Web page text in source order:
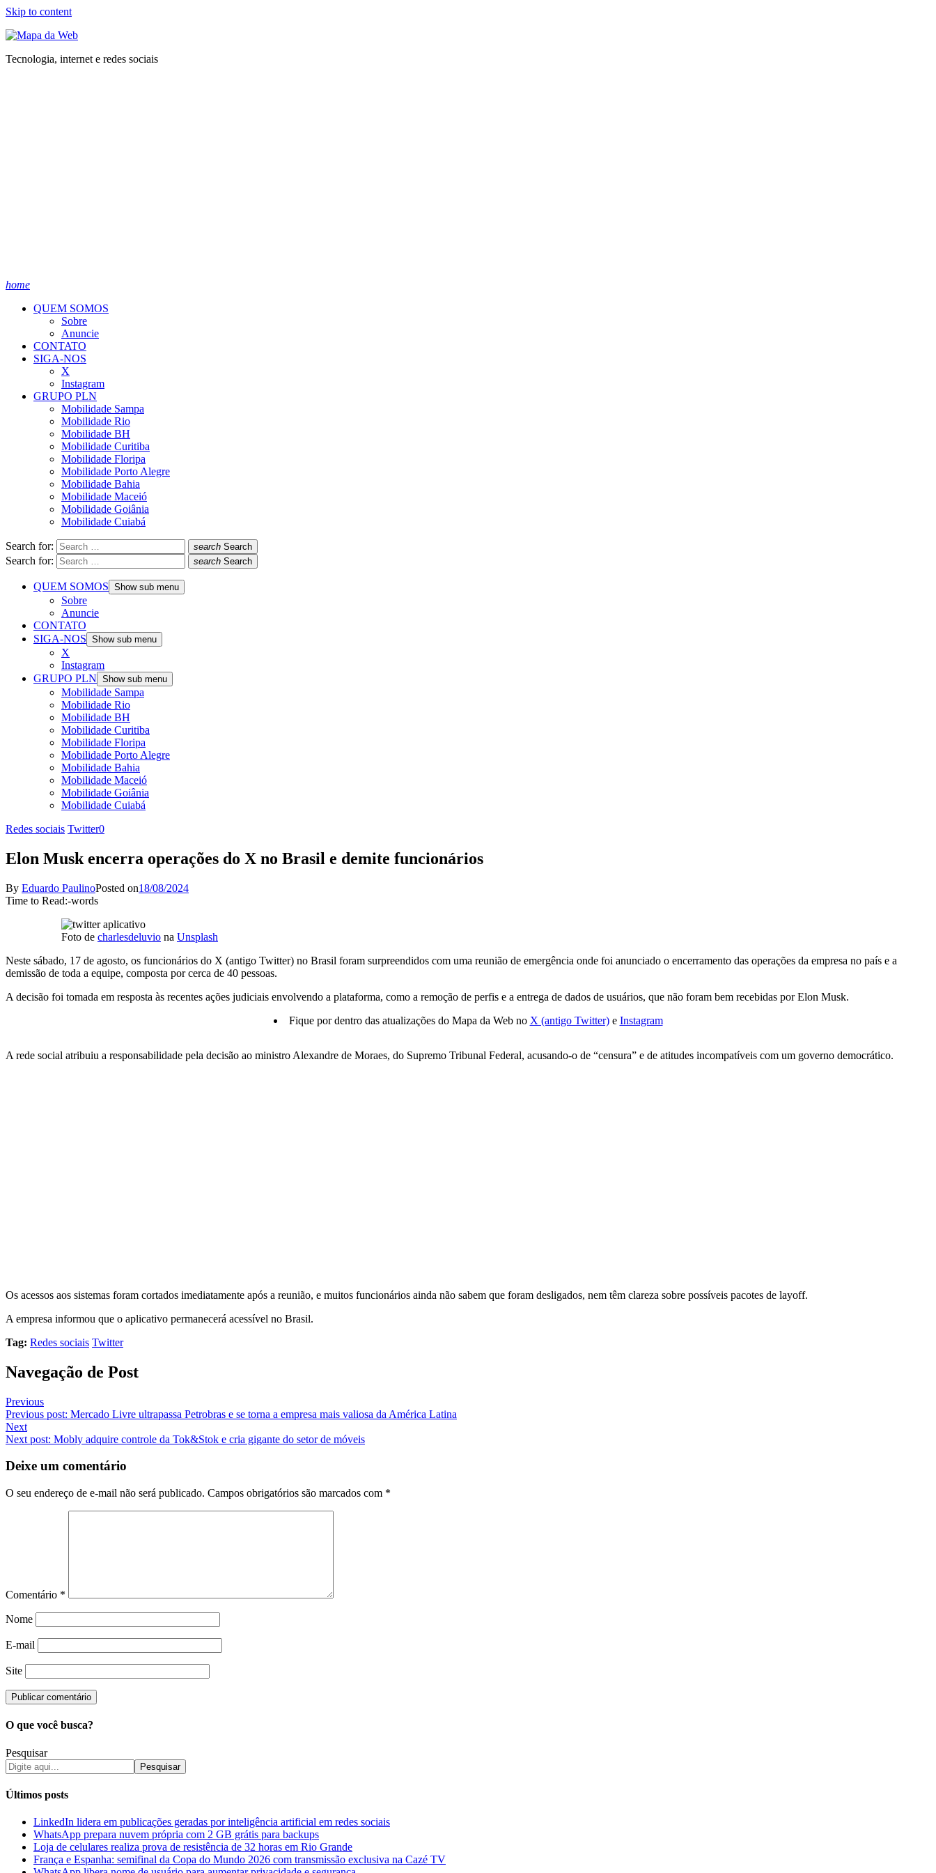
Skip to content
Tecnologia, internet e redes sociais
home
QUEM SOMOS
Sobre
Anuncie
CONTATO
SIGA-NOS
X
Instagram
GRUPO PLN
Mobilidade Sampa
Mobilidade Rio
Mobilidade BH
Mobilidade Curitiba
Mobilidade Floripa
Mobilidade Porto Alegre
Mobilidade Bahia
Mobilidade Maceió
Mobilidade Goiânia
Mobilidade Cuiabá
Search for: search Search
Search for: search Search
QUEM SOMOS Show sub menu
Sobre
Anuncie
CONTATO
SIGA-NOS Show sub menu
X
Instagram
GRUPO PLN Show sub menu
Mobilidade Sampa
Mobilidade Rio
Mobilidade BH
Mobilidade Curitiba
Mobilidade Floripa
Mobilidade Porto Alegre
Mobilidade Bahia
Mobilidade Maceió
Mobilidade Goiânia
Mobilidade Cuiabá
Redes sociais Twitter0
Elon Musk encerra operações do X no Brasil e demite funcionários
By Eduardo PaulinoPosted on18/08/2024
Time to Read:-words
Foto de charlesdeluvio na Unsplash
Neste sábado, 17 de agosto, os funcionários do X (antigo Twitter) no Brasil foram surpreendidos com uma reunião de emergência onde foi anunciado o encerramento das operações da empresa no país e a
demissão de toda a equipe, composta por cerca de 40 pessoas.
A decisão foi tomada em resposta às recentes ações judiciais envolvendo a plataforma, como a remoção de perfis e a entrega de dados de usuários, que não foram bem recebidas por Elon Musk.
Fique por dentro das atualizações do Mapa da Web no X (antigo Twitter)e Instagram
A rede social atribuiu a responsabilidade pela decisão ao ministro Alexandre de Moraes, do Supremo Tribunal Federal, acusando-o de “censura” e de atitudes incompatíveis com um governo democrático.
Os acessos aos sistemas foram cortados imediatamente após a reunião, e muitos funcionários ainda não sabem que foram desligados, nem têm clareza sobre possíveis pacotes de layoff.
A empresa informou que o aplicativo permanecerá acessível no Brasil.
Tag: Redes sociais Twitter
Navegação de Post
Previous
Previous post: Mercado Livre ultrapassa Petrobras e se torna a empresa mais valiosa da América Latina
Next
Next post: Mobly adquire controle da Tok&Stok e cria gigante do setor de móveis
Deixe um comentário
O seu endereço de e-mail não será publicado. Campos obrigatórios são marcados com *
Comentário *
Nome
E-mail
Site
O que você busca?
Pesquisar
Pesquisar
Últimos posts
LinkedIn lidera em publicações geradas por inteligência artificial em redes sociais
WhatsApp prepara nuvem própria com 2 GB grátis para backups
Loja de celulares realiza prova de resistência de 32 horas em Rio Grande
França e Espanha: semifinal da Copa do Mundo 2026 com transmissão exclusiva na Cazé TV